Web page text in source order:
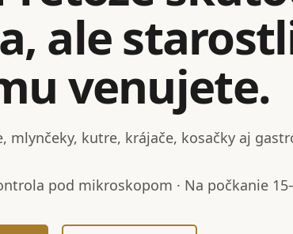
ale
venujete.
mlynčeky, kutre, krájače, kosačky aj
pod mikroskopom · Na počkanie